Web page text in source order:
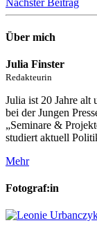
Nächster Beitrag
Über mich
Julia Finster
Redakteurin
Julia ist 20 Jahre alt
bei der Jungen
„Seminare &
studiert aktuell
Mehr
Fotograf:in